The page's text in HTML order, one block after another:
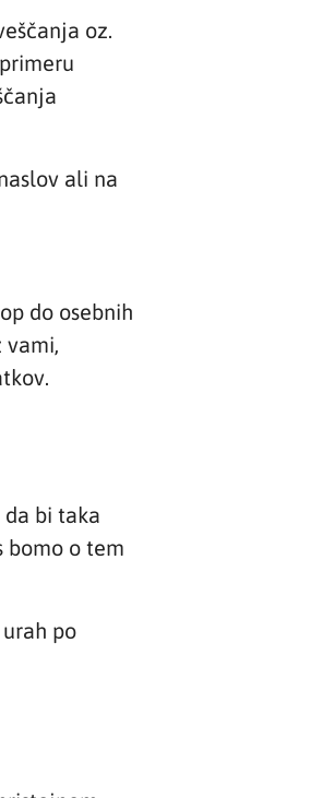
oz.
ali na
do osebnih
vami,
bi taka
bomo o tem
po